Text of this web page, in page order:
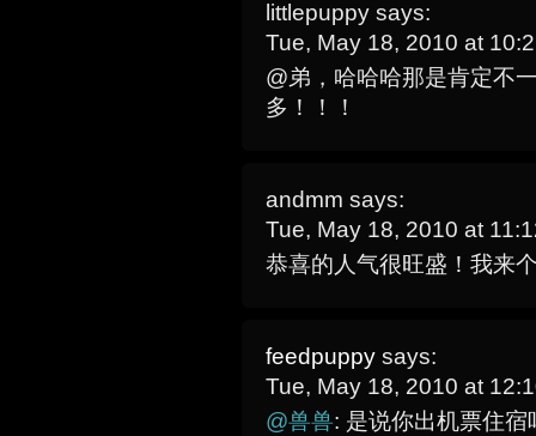
littlepuppy says:
Tue, May 18, 2010 at
@弟，哈哈哈那是肯定不
多！！！
andmm says:
Tue, May 18, 2010 at
恭喜的人气很旺盛！我来
feedpuppy says:
Tue, May 18, 2010 at
@兽兽: 是说你出机票住